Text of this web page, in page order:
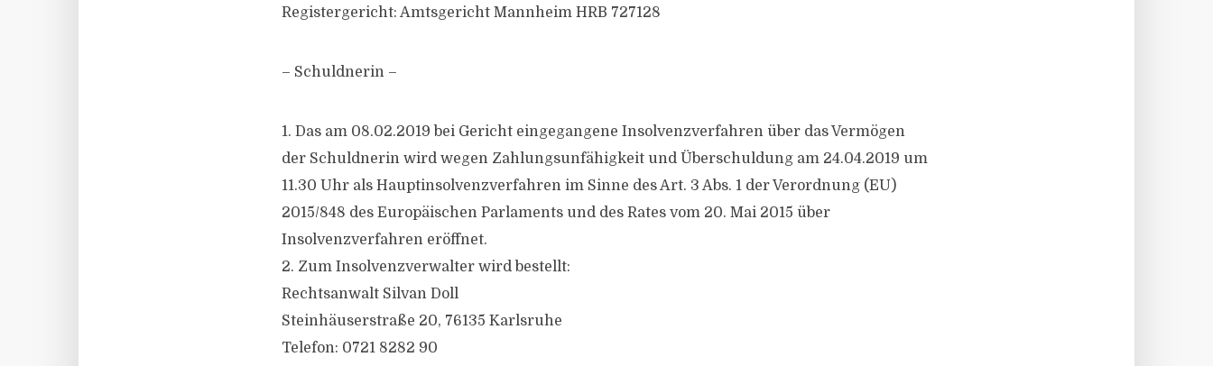
Registergericht: Amtsgericht Mannheim HRB 727128
– Schuldnerin –
1. Das am 08.02.2019 bei Gericht eingegangene Insolvenzverfahren über das Vermögen
der Schuldnerin wird wegen Zahlungsunfähigkeit und Überschuldung am 24.04.2019 um
11.30 Uhr als Hauptinsolvenzverfahren im Sinne des Art. 3 Abs. 1 der Verordnung (EU)
2015/848 des Europäischen Parlaments und des Rates vom 20. Mai 2015 über
Insolvenzverfahren eröffnet.
2. Zum Insolvenzverwalter wird bestellt:
Rechtsanwalt Silvan Doll
Steinhäuserstraße 20, 76135 Karlsruhe
Telefon: 0721 8282 90